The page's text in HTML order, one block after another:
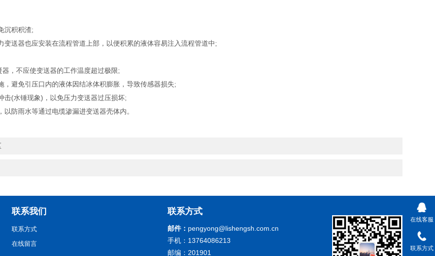
沉积积渣;
送器也应安装在流程管道上部，以便积累的液体容易注入流程管道中;
，不应使变送器的工作温度超过极限;
避免引压口内的液体因结冰体积膨胀，导致传感器损失;
(水锤现象)，以免压力变送器过压损坏;
防雨水等通过电缆渗漏进变送器壳体内。
联系我们
联系方式
在线留言
联系方式
邮件： pengyong@lishengsh.com.cn
手机：13764086213
邮编：201901
在线客服
联系方式